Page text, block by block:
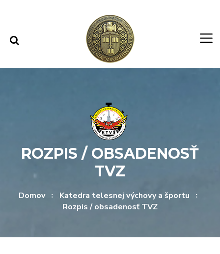
ROZPIS / OBSADENOSŤ
TVZ
Domov
Katedra telesnej výchovy a športu
Rozpis / obsadenosť TVZ